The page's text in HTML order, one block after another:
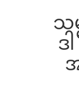
သ
ဒ